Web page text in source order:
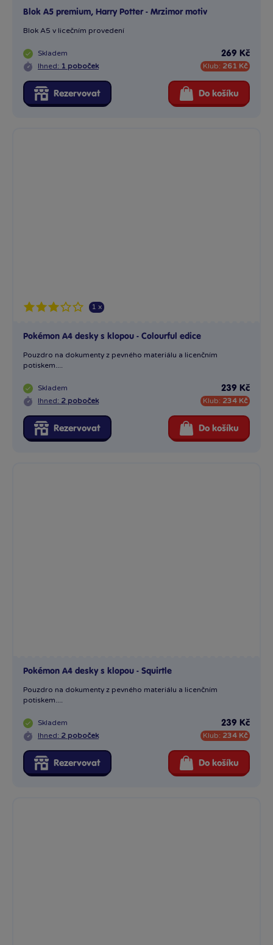
Blok A5 premium, Harry Potter - Mrzimor motiv
Blok A5 v licečním provedení
Skladem
Ihned: 1 poboček
269 Kč
Klub: 261 Kč
Rezervovat Do košíku
1 x
Pokémon A4 desky s klopou - Colourful edice
Pouzdro na dokumenty z pevného materiálu a licenčním
potiskem....
Skladem
Ihned: 2 poboček
239 Kč
Klub: 234 Kč
Rezervovat Do košíku
Pokémon A4 desky s klopou - Squirtle
Pouzdro na dokumenty z pevného materiálu a licenčním
potiskem....
Skladem
Ihned: 2 poboček
239 Kč
Klub: 234 Kč
Rezervovat Do košíku